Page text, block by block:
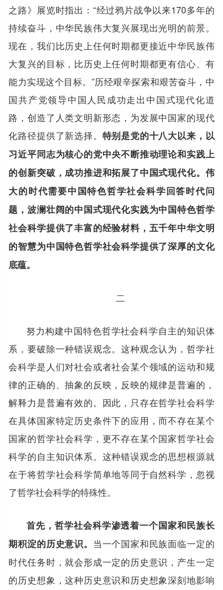
之路》展览时指出：“经过鸦片战争以来170多年的
持续奋斗，中华民族伟大复兴展现出光明的前景。
现在，我们比历史上任何时期都更接近中华民族伟
大复兴的目标，比历史上任何时期都更有信心、有
能力实现这个目标。”历经艰辛探索和艰苦奋斗，中
国共产党领导中国人民成功走出中国式现代化道
路，创造了人类文明新形态，为发展中国家的现代
化路径提供了新选择。 特别是党的十八大以来，以
习近平同志为核心的党中央不断推动理论和实践上
的创新突破，成功推进和拓展了中国式现代化。伟
大的时代需要中国特色哲学社会科学回答时代问
题，波澜壮阔的中国式现代化实践为中国特色哲学
社会科学提供了丰富的经验材料，五千年中华文明
的智慧为中国特色哲学社会科学提供了深厚的文化
底蕴。
二
努力构建中国特色哲学社会科学自主的知识体
系，要破除一种错误观念。这种观念认为，哲学社
会科学是人们对社会或者社会某个领域的运动和规
律的正确的、抽象的反映，反映的规律是普遍的，
解释力是普遍有效的。因此，只存在哲学社会科学
在具体国家特定历史条件下的应用，而不存在某个
国家的哲学社会科学，更不存在某个国家哲学社会
科学的自主知识体系。这种错误观念的思想根源就
在于将哲学社会科学简单地等同于自然科学，忽视
了哲学社会科学的特殊性。
首先，哲学社会科学渗透着一个国家和民族长
期积淀的历史意识。 当一个国家和民族面临一定的
时代任务时，就会形成一定的历史意识，产生一定
的历史想象，这种历史意识和历史想象深刻地影响